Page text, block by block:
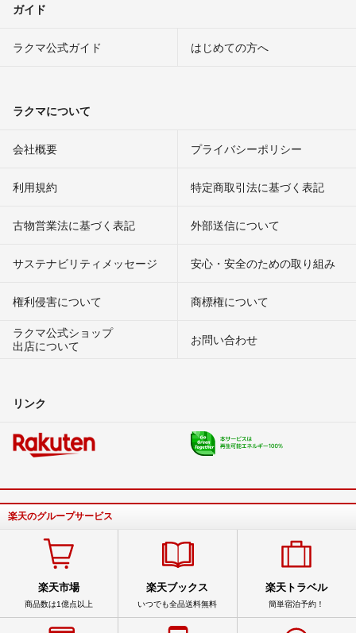
ガイド
ラクマ公式ガイド はじめての方へ
ラクマについて
会社概要 プライバシーポリシー
利用規約 特定商取引法に基づく表記
古物営業法に基づく表記 外部送信について
サステナビリティメッセージ 安心・安全のための取り組み
権利侵害について
商標権について
ラクマ公式ショップ
出店について
お問い合わせ
リンク
楽天のグループサービス
楽天市場
商品数は1億点以上
楽天ブックス
いつでも全品送料無料
楽天トラベル
簡単宿泊予約！